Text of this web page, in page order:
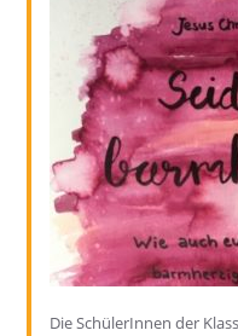
Die SchülerInnen der